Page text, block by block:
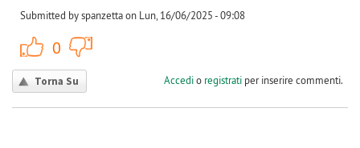
Submitted by spanzetta on Lun, 16/06/2025 - 09:08
0
Torna Su Accedio registratiper inserire commenti.